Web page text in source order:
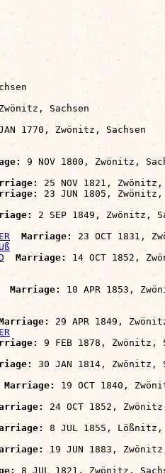
Sachsen
1770, Zwönitz, Sachsen
9 NOV 1800, Zwönitz,
25 NOV 1821, Zwönitz,
23 JUN 1805, Zwönitz,
2 SEP 1849, Zwönitz,
Marriage:
23 OCT 1831,
Marriage:
14 OCT 1852,
Marriage:
10 APR 1853,
29 APR 1849,
9 FEB 1878, Zwönitz,
30 JAN 1814, Zwönitz,
Marriage:
19 OCT 1840,
24 OCT 1852,
8 JUL 1855, Lößnitz,
19 JUN 1883,
8 JUL 1821, Zwönitz,